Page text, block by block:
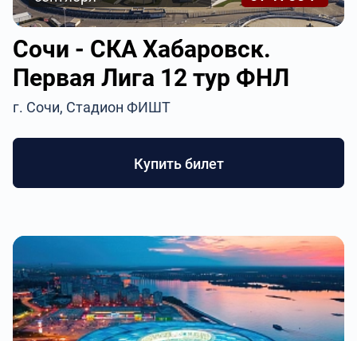
Сочи - СКА Хабаровск.
Первая Лига 12 тур ФНЛ
г. Сочи, Стадион ФИШТ
Купить билет